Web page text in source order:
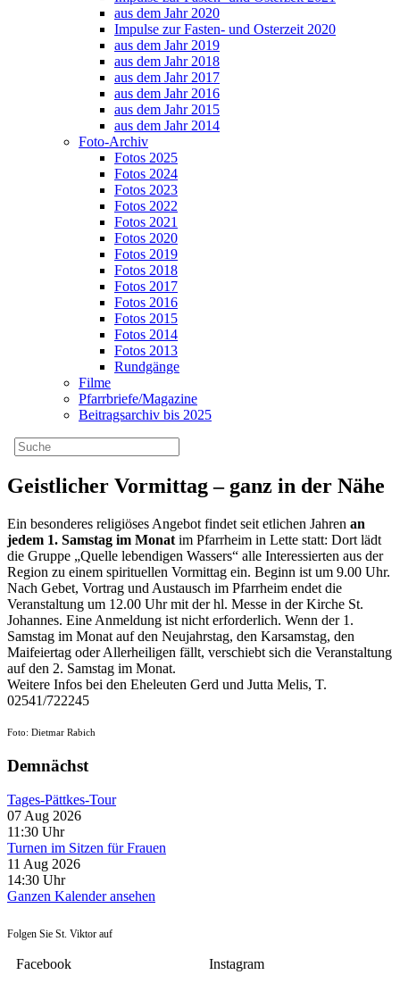
aus dem Jahr 2020
Impulse zur Fasten- und Osterzeit 2020
aus dem Jahr 2019
aus dem Jahr 2018
aus dem Jahr 2017
aus dem Jahr 2016
aus dem Jahr 2015
aus dem Jahr 2014
Foto-Archiv
Fotos 2025
Fotos 2024
Fotos 2023
Fotos 2022
Fotos 2021
Fotos 2020
Fotos 2019
Fotos 2018
Fotos 2017
Fotos 2016
Fotos 2015
Fotos 2014
Fotos 2013
Rundgänge
Filme
Pfarrbriefe/Magazine
Beitragsarchiv bis 2025
Geistlicher Vormittag – ganz in der Nähe
Ein besonderes religiöses Angebot findet seit etlichen Jahren an
jedem 1. Samstag im Monat im Pfarrheim in Lette statt: Dort lädt
die Gruppe „Quelle lebendigen Wassers“ alle Interessierten aus der
Region zu einem spirituellen Vormittag ein. Beginn ist um 9.00 Uhr.
Nach Gebet, Vortrag und Austausch im Pfarrheim endet die
Veranstaltung um 12.00 Uhr mit der hl. Messe in der Kirche St.
Johannes. Eine Anmeldung ist nicht erforderlich. Wenn der 1.
Samstag im Monat auf den Neujahrstag, den Karsamstag, den
Maifeiertag oder Allerheiligen fällt, verschiebt sich die Veranstaltung
auf den 2. Samstag im Monat.
Weitere Infos bei den Eheleuten Gerd und Jutta Melis, T.
02541/722245
Foto: Dietmar Rabich
Demnächst
Tages-Pättkes-Tour
07 Aug 2026
11:30 Uhr
Turnen im Sitzen für Frauen
11 Aug 2026
14:30 Uhr
Ganzen Kalender ansehen
Folgen Sie St. Viktor auf
Facebook Instagram